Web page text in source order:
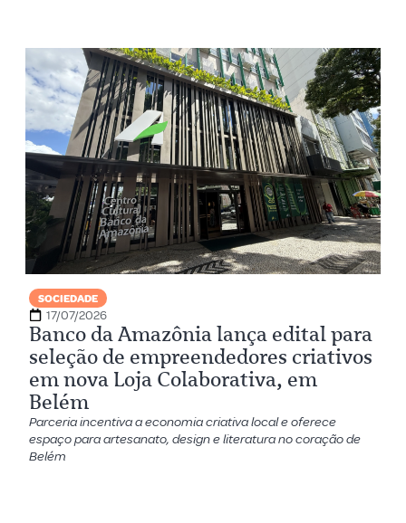
SOCIEDADE
17/07/2026
Banco da Amazônia lança edital para
seleção de empreendedores criativos
em nova Loja Colaborativa, em
Belém
Parceria incentiva a economia criativa local e oferece
espaço para artesanato, design e literatura no coração de
Belém